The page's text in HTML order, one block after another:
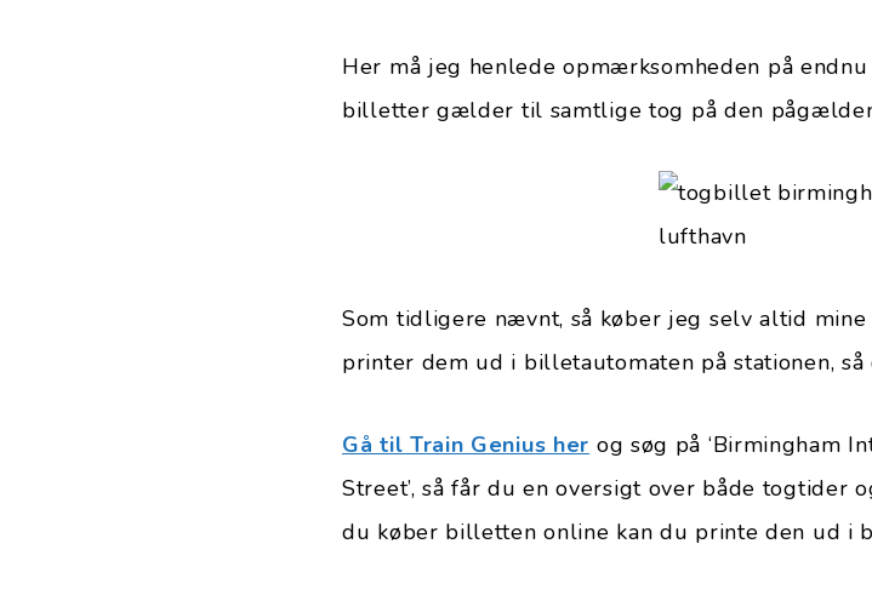
Her må jeg henlede opmærksomheden på
billetter gælder til samtlige tog på den
Som tidligere nævnt, så køber jeg selv altid
printer dem ud i billetautomaten på stationen,
Gå til Train Genius her og søg på ‘Birmingham
Street’, så får du en oversigt over både togtider
du køber billetten online kan du printe den ud i